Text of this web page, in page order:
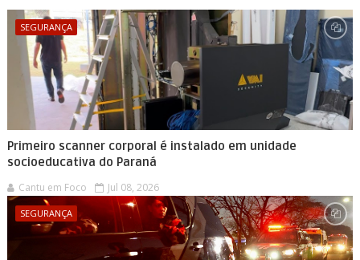
SEGURANÇA
Primeiro scanner corporal é instalado em unidade
socioeducativa do Paraná
Cantu em Foco Jul 08, 2026
SEGURANÇA